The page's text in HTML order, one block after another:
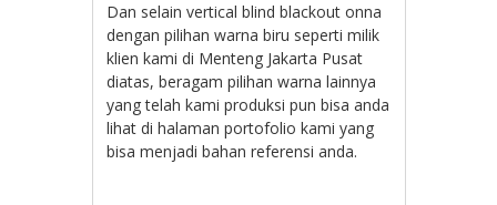
Dan selain vertical blind blackout onna
dengan pilihan warna biru seperti milik
klien kami di Menteng Jakarta Pusat
diatas, beragam pilihan warna lainnya
yang telah kami produksi pun bisa anda
lihat di halaman portofolio kami yang
bisa menjadi bahan referensi anda.